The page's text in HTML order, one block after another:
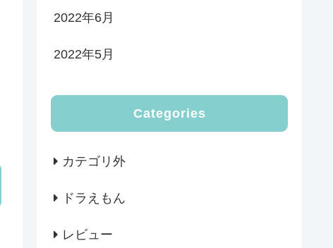
2022年6月
2022年5月
Categories
カテゴリ外
ドラえもん
レビュー